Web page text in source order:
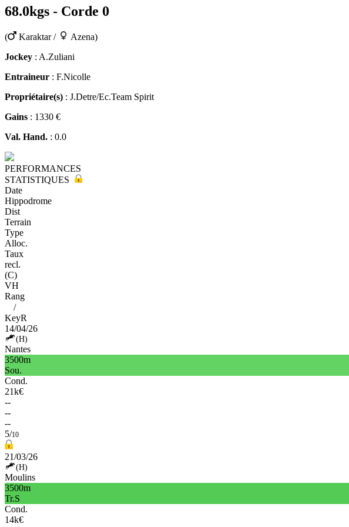
68.0kgs - Corde 0
( Karaktar /
Azena)
Jockey : A.Zuliani
Entraineur : F.Nicolle
Propriétaire(s) : J.Detre/Ec.Team Spirit
Gains : 1330 €
Val. Hand. : 0.0
PERFORMANCES
STATISTIQUES
Date
Hippodrome
Dist
Terrain
Type
Alloc.
Taux
recl.
(C)
VH
Rang
/
KeyR
14/04/26
(H)
Nantes
3500m
Sou.
Cond.
21k€
--
--
--
5/10
21/03/26
(H)
Moulins
3500m
Tr.S
Cond.
14k€